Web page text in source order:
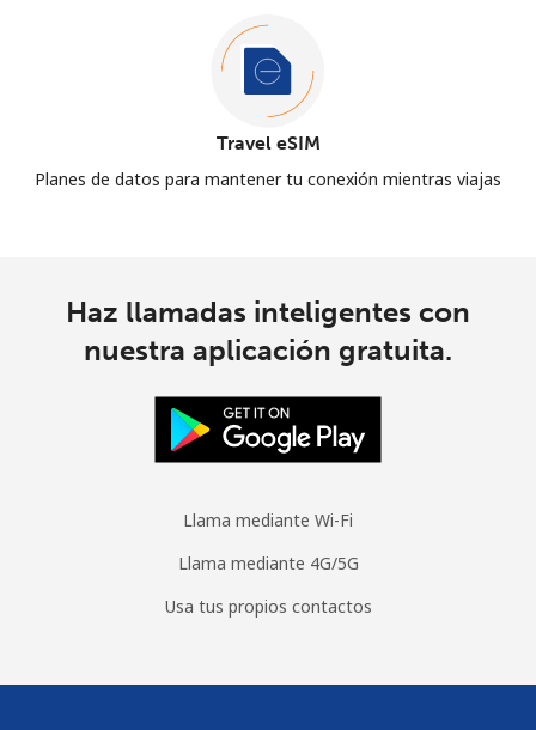
Travel eSIM
Planes de datos para mantener tu conexión mientras viajas
Haz llamadas inteligentes con
nuestra aplicación gratuita.
Llama mediante Wi-Fi
Llama mediante 4G/5G
Usa tus propios contactos